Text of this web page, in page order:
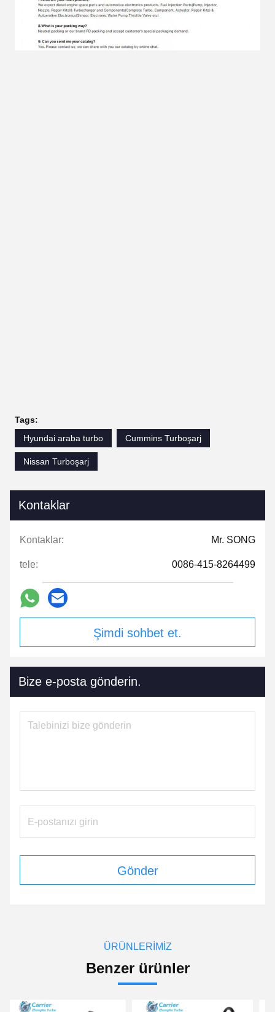
Tags:
Hyundai araba turbo
Cummins Turboşarj
Nissan Turboşarj
Kontaklar
Kontaklar: Mr. SONG
tele: 0086-415-8264499
Şimdi sohbet et.
Bize e-posta gönderin.
Gönder
ÜRÜNLERIMIZ
Benzer ürünler